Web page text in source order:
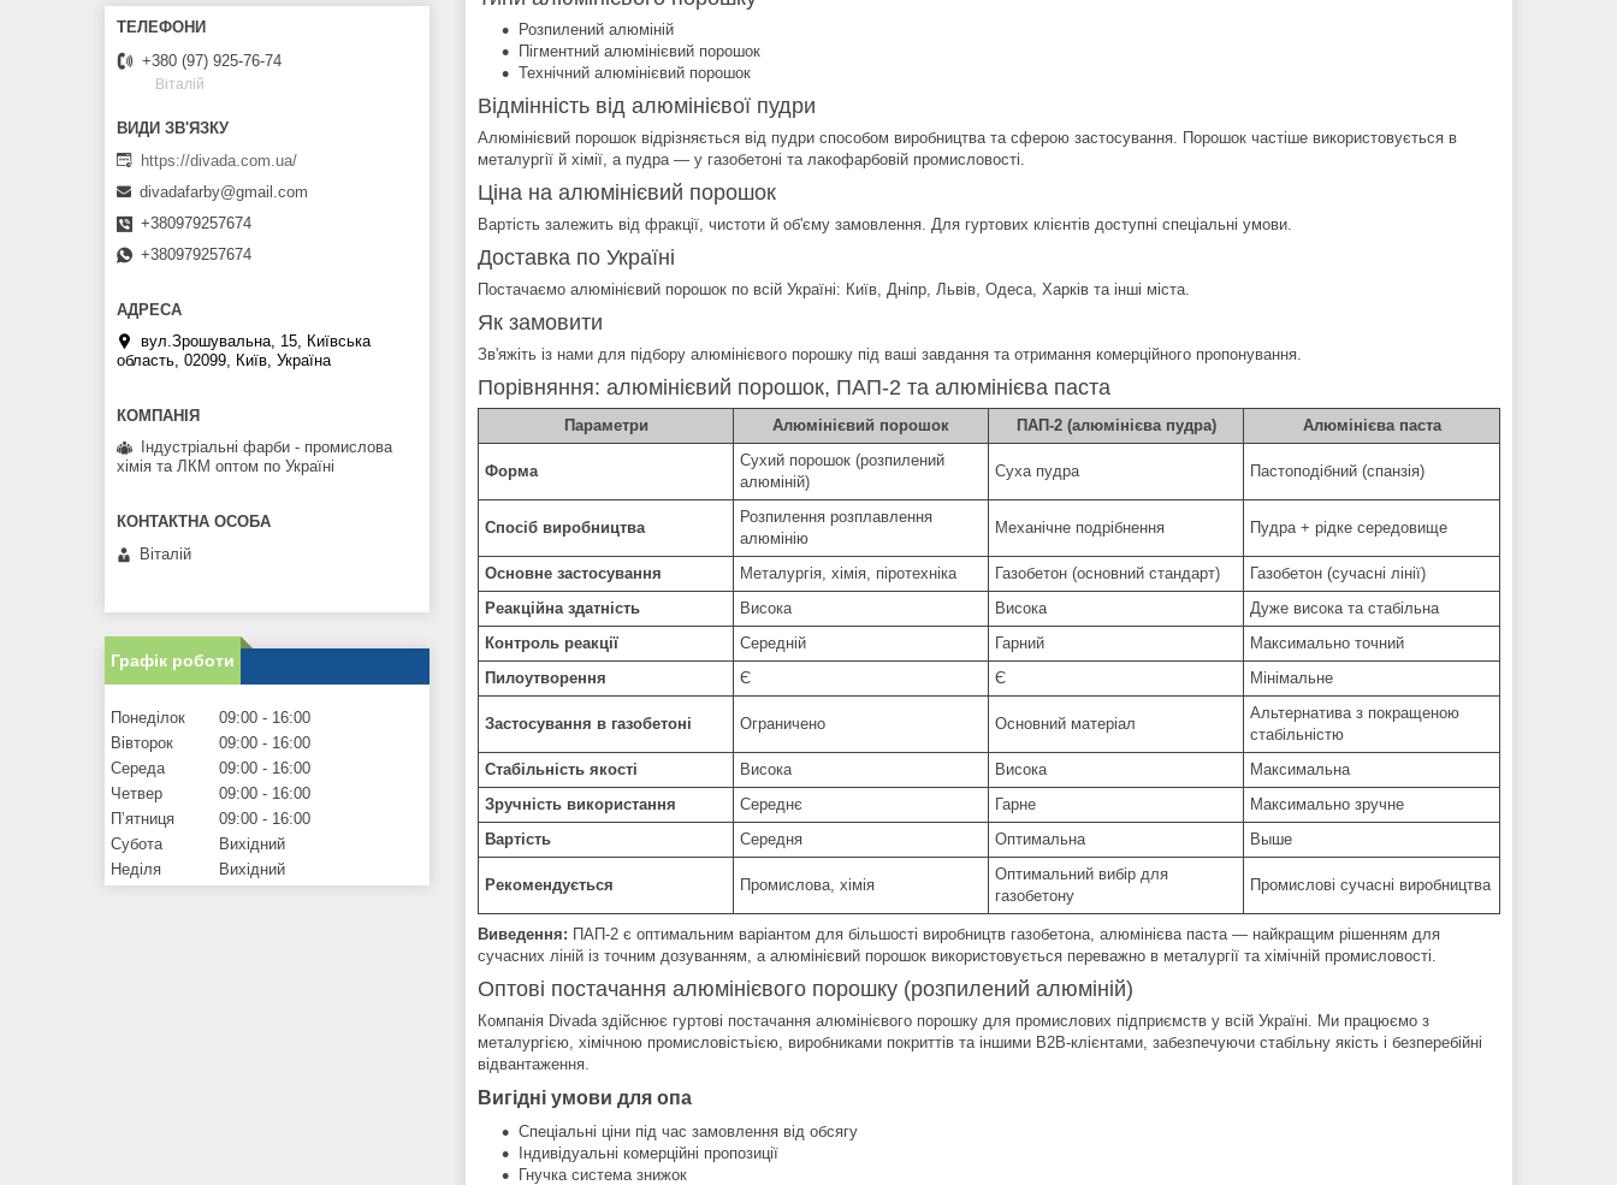
Розпилений алюміній
Пігментний алюмінієвий порошок
Технічний алюмінієвий порошок
Відмінність від алюмінієвої пудри
Алюмінієвий порошок відрізняється від пудри способом виробництва та сферою застосування. Порошок частіше використовується в
металургії й хімії, а пудра — у газобетоні та лакофарбовій промисловості.
Ціна на алюмінієвий порошок
Вартість залежить від фракції, чистоти й об'єму замовлення. Для гуртових клієнтів доступні спеціальні умови.
Доставка по Україні
Постачаємо алюмінієвий порошок по всій Україні: Київ, Дніпр, Львів, Одеса, Харків та інші міста.
Як замовити
Зв'яжіть із нами для підбору алюмінієвого порошку під ваші завдання та отримання комерційного пропонування.
Порівняння: алюмінієвий порошок, ПАП-2 та алюмінієва паста
Параметри Алюмінієвий порошок ПАП-2 (алюмінієва пудра) Алюмінієва паста
Форма
Сухий порошок (розпилений
алюміній)
Суха пудра Пастоподібний (спанзія)
Спосіб виробництва
Розпилення розплавлення
алюмінію
Механічне подрібнення Пудра + рідке середовище
Основне застосування Металургія, хімія, піротехніка Газобетон (основний стандарт)
Газобетон (сучасні лінії)
Реакційна здатність
Висока Висока
Дуже висока та стабільна
Контроль реакції
Середній Гарний
Максимально точний
Пилоутворення
Є Є Мінімальне
Застосування в газобетоні Ограничено Основний матеріал
Альтернатива з покращеною
стабільністю
Стабільність якості
Висока Висока
Максимальна
Зручність використання
Середнє Гарне
Максимально зручне
Вартість
Середня Оптимальна Выше
Рекомендується Промислова, хімія
Оптимальний вибір для
газобетону
Промислові сучасні виробництва
Виведення: ПАП-2 є оптимальним варіантом для більшості виробництв газобетона, алюмінієва паста — найкращим рішенням для
сучасних ліній із точним дозуванням, а алюмінієвий порошок використовується переважно в металургії та хімічній промисловості.
Оптові постачання алюмінієвого порошку (розпилений алюміній)
Компанія Divada здійснює гуртові постачання алюмінієвого порошку для промислових підприємств у всій Україні. Ми працюємо з
металургією, хімічною промисловістьією, виробниками покриттів та іншими B2B-клієнтами, забезпечуючи стабільну якість і безперебійні
відвантаження.
Вигідні умови для опа
Спеціальні ціни під час замовлення від обсягу
Індивідуальні комерційні пропозиції
Гнучка система знижок
+380 (97) 925-76-74
Віталій
https://divada.com.ua/
divadafarby@gmail.com
+380979257674
+380979257674
вул.Зрошувальна, 15, Київська
область, 02099, Київ, Україна
Індустріальні фарби - промислова
хімія та ЛКМ оптом по Україні
Віталій
Графік роботи
Понеділок 09:00
16:00
Вівторок
09:00
16:00
Середа
09:00
16:00
Четвер
09:00
16:00
Пʼятниця
09:00
16:00
Субота
Вихідний
Неділя
Вихідний